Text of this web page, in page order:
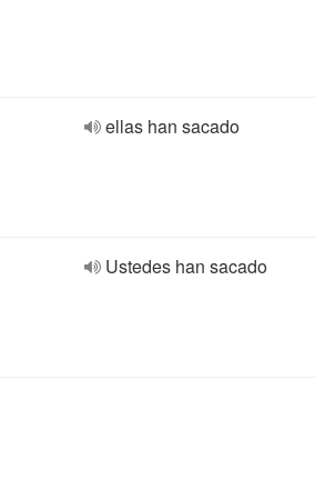
ellas han sacado
Ustedes han sacado